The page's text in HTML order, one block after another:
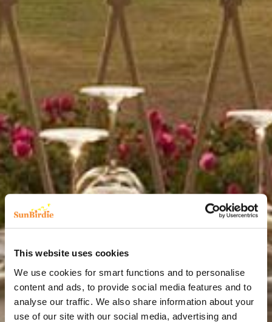
This website uses cookies
We use cookies for smart functions and to personalise
content and ads, to provide social media features and to
analyse our traffic. We also share information about your
use of our site with our social media, advertising and